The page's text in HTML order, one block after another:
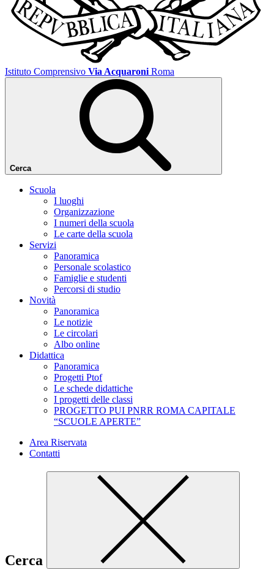
Istituto Comprensivo Via Acquaroni Roma
Cerca
Scuola
I luoghi
Organizzazione
I numeri della scuola
Le carte della scuola
Servizi
Panoramica
Personale scolastico
Famiglie e studenti
Percorsi di studio
Novità
Panoramica
Le notizie
Le circolari
Albo online
Didattica
Panoramica
Progetti Ptof
Le schede didattiche
I progetti delle classi
PROGETTO PUI PNRR ROMA CAPITALE
“SCUOLE APERTE”
Area Riservata
Contatti
Cerca